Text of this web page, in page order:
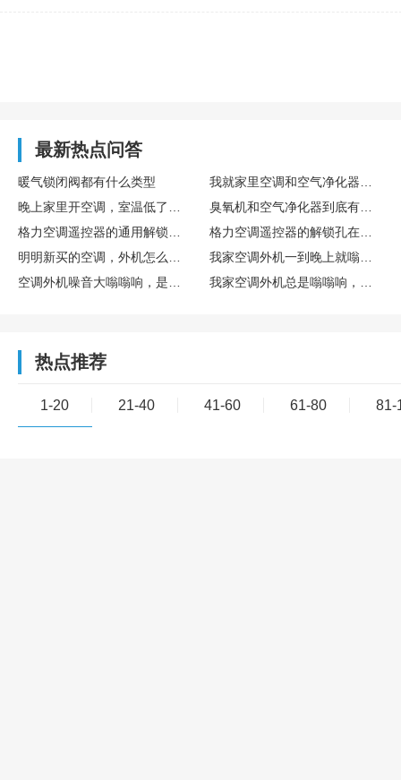
最新热点问答
暖气锁闭阀都有什么类型
热点推荐
1-20 21-40 41-60 61-80 81-